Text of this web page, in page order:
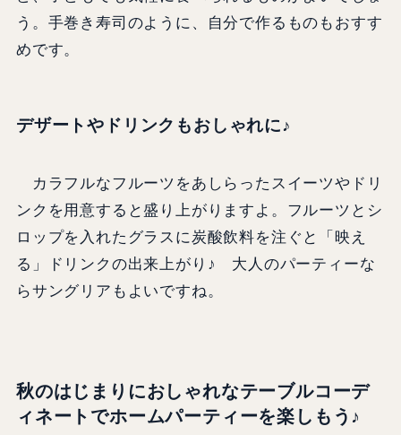
う。手巻き寿司のように、自分で作るものもおすす
めです。
デザートやドリンクもおしゃれに♪
カラフルなフルーツをあしらったスイーツやドリ
ンクを用意すると盛り上がりますよ。フルーツとシ
ロップを入れたグラスに炭酸飲料を注ぐと「映え
る」ドリンクの出来上がり♪ 大人のパーティーな
らサングリアもよいですね。
秋のはじまりにおしゃれなテーブルコーデ
ィネートでホームパーティーを楽しもう♪